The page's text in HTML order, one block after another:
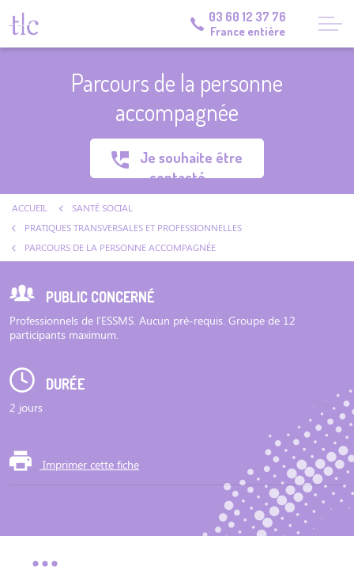
03 60 12 37 76
France entière
Parcours de la personne
accompagnée
Je souhaite être
contacté
ACCUEIL
SANTÉ SOCIAL
PRATIQUES TRANSVERSALES ET PROFESSIONNELLES
PARCOURS DE LA PERSONNE ACCOMPAGNÉE
PUBLIC CONCERNÉ
Professionnels de l'ESSMS. Aucun pré-requis. Groupe de 12
participants maximum.
DURÉE
2 jours
Imprimer cette fiche